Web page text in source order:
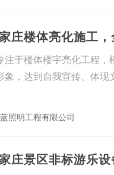
庄楼体亮化施工
注于楼体楼宇亮化工程
象，达到自我宣传、体
照明工程有限公司
庄景区非标游乐